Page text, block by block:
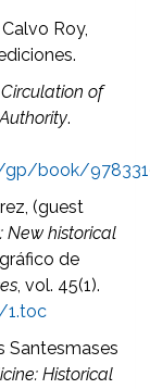
Roy,
of
.
book/
(guest
New historical
de
, vol. 45(1).
1.toc
Santesmases
Historical